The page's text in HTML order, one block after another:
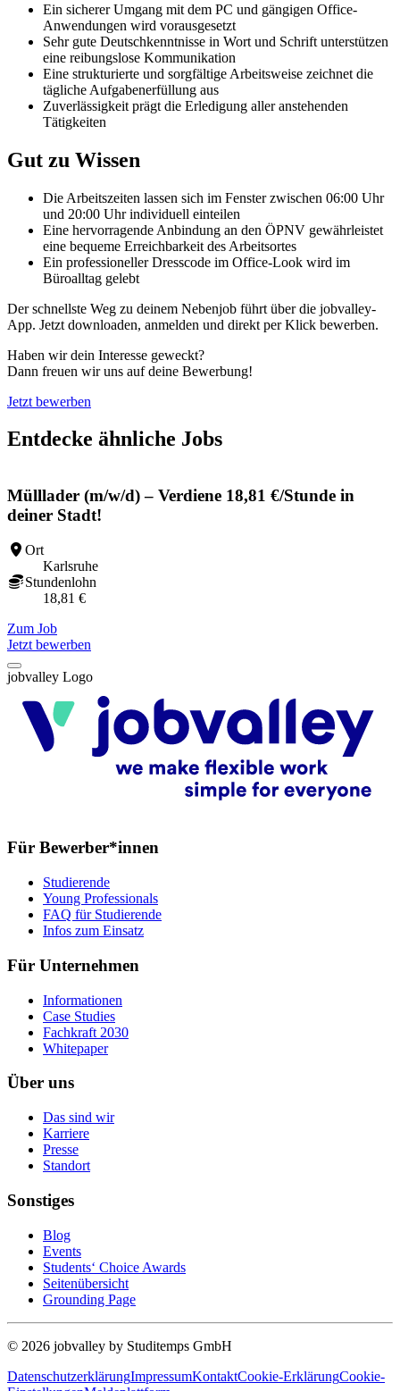
Ein sicherer Umgang mit dem PC und gängigen Office-
Anwendungen wird vorausgesetzt
Sehr gute Deutschkenntnisse in Wort und Schrift unterstützen
eine reibungslose Kommunikation
Eine strukturierte und sorgfältige Arbeitsweise zeichnet die
tägliche Aufgabenerfüllung aus
Zuverlässigkeit prägt die Erledigung aller anstehenden
Tätigkeiten
Gut zu Wissen
Die Arbeitszeiten lassen sich im Fenster zwischen 06:00 Uhr
und 20:00 Uhr individuell einteilen
Eine hervorragende Anbindung an den ÖPNV gewährleistet
eine bequeme Erreichbarkeit des Arbeitsortes
Ein professioneller Dresscode im Office-Look wird im
Büroalltag gelebt
Der schnellste Weg zu deinem Nebenjob führt über die jobvalley-
App. Jetzt downloaden, anmelden und direkt per Klick bewerben.
Haben wir dein Interesse geweckt?
Dann freuen wir uns auf deine Bewerbung!
Jetzt bewerben
Entdecke ähnliche Jobs
Mülllader (m/w/d) – Verdiene 18,81 €/Stunde in
deiner Stadt!
Ort
Karlsruhe
Stundenlohn
18,81 €
Zum Job
Jetzt bewerben
jobvalley Logo
Für Bewerber*innen
Studierende
Young Professionals
FAQ für Studierende
Infos zum Einsatz
Für Unternehmen
Informationen
Case Studies
Fachkraft 2030
Whitepaper
Über uns
Das sind wir
Karriere
Presse
Standort
Sonstiges
Blog
Events
Students‘ Choice Awards
Seitenübersicht
Grounding Page
© 2026 jobvalley by Studitemps GmbH
DatenschutzerklärungImpressumKontaktCookie-ErklärungCookie-